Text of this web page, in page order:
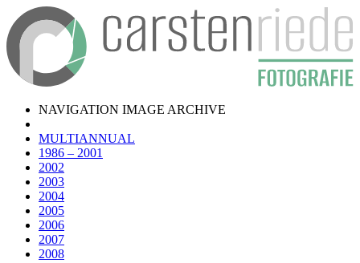
NAVIGATION IMAGE ARCHIVE
MULTIANNUAL
1986 – 2001
2002
2003
2004
2005
2006
2007
2008